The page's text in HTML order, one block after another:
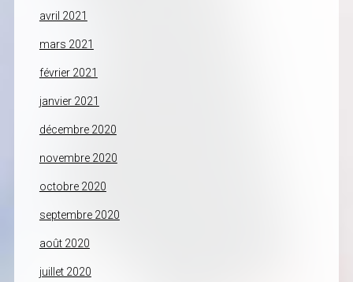
avril 2021
mars 2021
février 2021
janvier 2021
décembre 2020
novembre 2020
octobre 2020
septembre 2020
août 2020
juillet 2020